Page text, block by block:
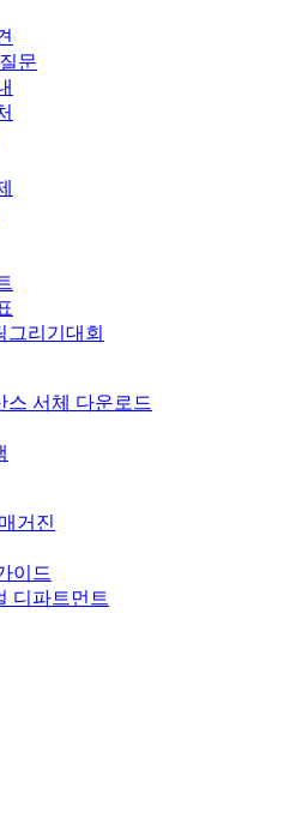
문
그리기대회
스 서체 다운로드
거진
이드
디파트먼트